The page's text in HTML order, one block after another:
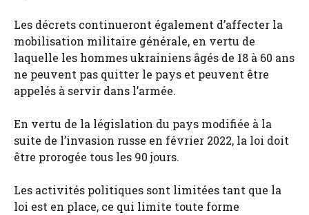
Les décrets continueront également d’affecter la
mobilisation militaire générale, en vertu de
laquelle les hommes ukrainiens âgés de 18 à 60 ans
ne peuvent pas quitter le pays et peuvent être
appelés à servir dans l’armée.
En vertu de la législation du pays modifiée à la
suite de l’invasion russe en février 2022, la loi doit
être prorogée tous les 90 jours.
Les activités politiques sont limitées tant que la
loi est en place, ce qui limite toute forme